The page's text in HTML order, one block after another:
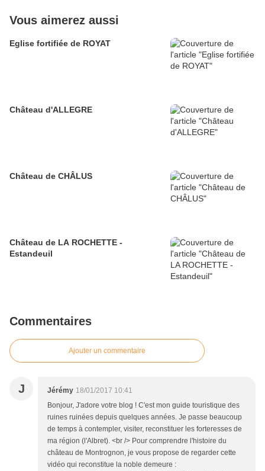
Vous aimerez aussi
Eglise fortifiée de ROYAT
Château d'ALLEGRE
Château de CHÂLUS
Château de LA ROCHETTE -
Estandeuil
Commentaires
Ajouter un commentaire
J Jérémy 18/01/2017 10:41
Bonjour, J'adore votre blog ! C'est mon guide touristique des
ruines ruinées depuis quelques années. Je passe beaucoup
de temps à contempler, visiter, reconstituer les forteresses de
ma région (l'Albret). <br /> Pour comprendre l'histoire du
château de Montrognon, je vous propose de regarder cette
vidéo qui reconstitue la noble demeure :